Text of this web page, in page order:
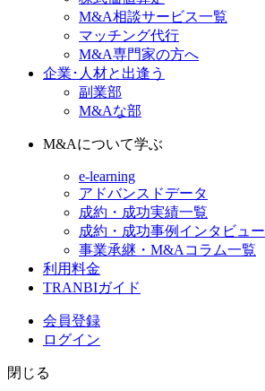
M&A相談サービス一覧
マッチング代行
M&A専門家の方へ
企業･人材と出逢う
副業部
M&Aな部
M&Aについて学ぶ
e-learning
アドバンスドデータ
成約・成功実績一覧
成約・成功事例インタビュー
事業承継・M&Aコラム一覧
利用料金
TRANBIガイド
会員登録
ログイン
閉じる